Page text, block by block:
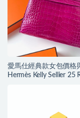
愛馬仕經典款女包價格
Hermès Kelly Sellier 25